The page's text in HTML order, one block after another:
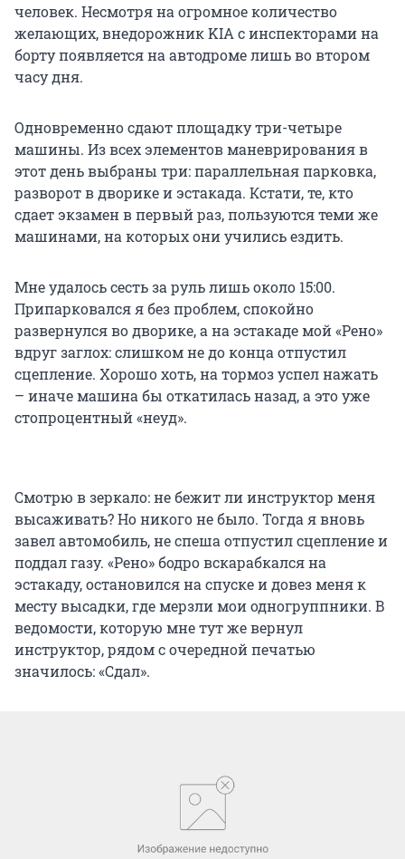
человек. Несмотря на огромное количество
желающих, внедорожник KIA с инспекторами на
борту появляется на автодроме лишь во втором
часу дня.
Одновременно сдают площадку три-четыре
машины. Из всех элементов маневрирования в
этот день выбраны три: параллельная парковка,
разворот в дворике и эстакада. Кстати, те, кто
сдает экзамен в первый раз, пользуются теми же
машинами, на которых они учились ездить.
Мне удалось сесть за руль лишь около 15:00.
Припарковался я без проблем, спокойно
развернулся во дворике, а на эстакаде мой «Рено»
вдруг заглох: слишком не до конца отпустил
сцепление. Хорошо хоть, на тормоз успел нажать
– иначе машина бы откатилась назад, а это уже
стопроцентный «неуд».
Смотрю в зеркало: не бежит ли инструктор меня
высаживать? Но никого не было. Тогда я вновь
завел автомобиль, не спеша отпустил сцепление и
поддал газу. «Рено» бодро вскарабкался на
эстакаду, остановился на спуске и довез меня к
месту высадки, где мерзли мои одногруппники. В
ведомости, которую мне тут же вернул
инструктор, рядом с очередной печатью
значилось: «Сдал».